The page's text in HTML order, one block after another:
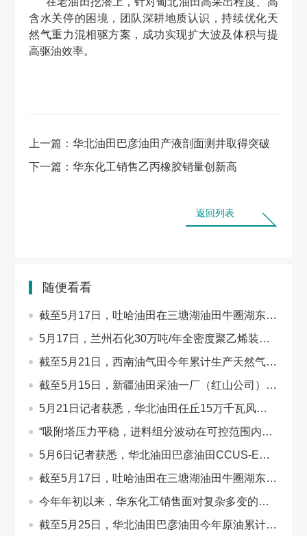
含水关停的困境，团队深耕地质认识，持续优化天
然气重力混相驱方案，成功实现扩大波及体积与提
高驱油效率。
上一篇：华北油田巴彦油田产液剖面测井取得突破
下一篇：华东化工销售乙丙橡胶销量创新高
返回列表
随便看看
截至5月17日，吐哈油田在三塘湖油田牛圈湖东区应用…
5月17日，兰州石化30万吨/年全密度聚乙烯装置地面火…
截至5月21日，西南油气田今年累计生产天然气突破20…
截至5月15日，新疆油田采油一厂（红山公司）首批集…
5月21日记者获悉，华北油田任丘15万千瓦风电项目首…
“吸附塔压力平稳，进料组分波动在可控范围内，这次…
5月6日记者获悉，华北油田巴彦油田CCUS-EOR先导试验…
截至5月17日，吐哈油田在三塘湖油田牛圈湖东区应用…
今年年初以来，华东化工销售面对复杂多变的市场形势…
截至5月25日，华北油田巴彦油田今年原油累计产量近…